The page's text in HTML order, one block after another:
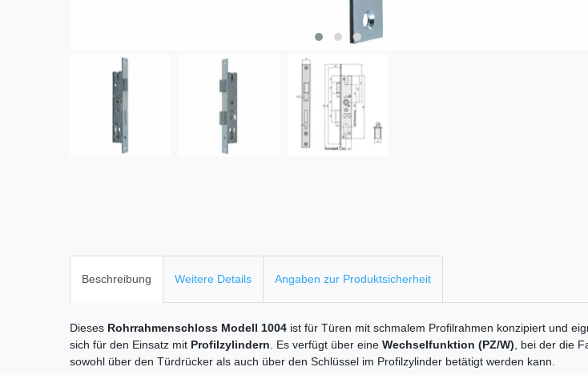
Beschreibung Weitere Details Angaben zur Produktsicherheit
Dieses Rohrrahmenschloss Modell 1004 ist für Türen mit schmalem Profilrahmen konzipiert und
sich für den Einsatz mit Profilzylindern . Es verfügt über eine Wechselfunktion (PZ/W) , bei der die
sowohl über den Türdrücker als auch über den Schlüssel im Profilzylinder betätigt werden kann.